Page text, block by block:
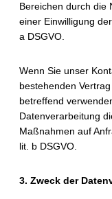
Bereichen durch die
einer Einwilligung
a DSGVO.
Wenn Sie unser
bestehenden
betreffend
Datenverarbeitung
Maßnahmen auf
lit. b DSGVO.
3. Zweck der